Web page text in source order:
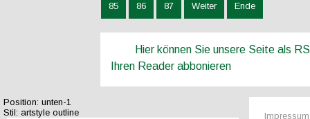
85 86 87 Weiter Ende
Hier können Sie unsere Seite als
Ihren Reader abbonieren
Position: unten-1
Stil: artstyle outline Impressum